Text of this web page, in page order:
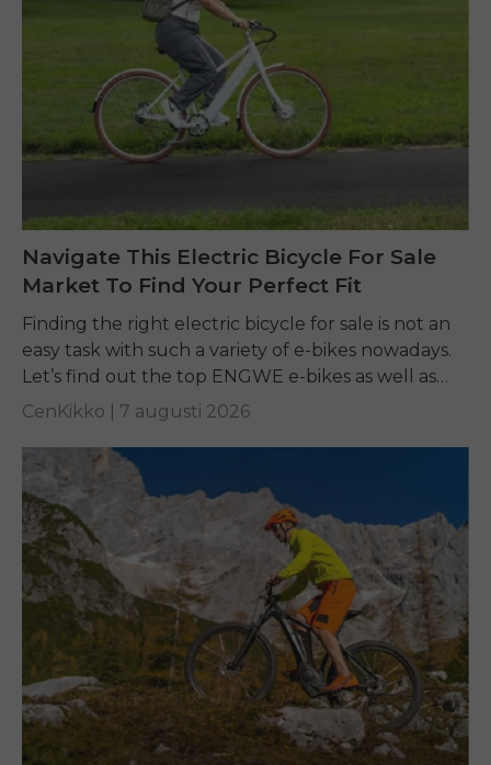
Navigate This Electric Bicycle For Sale
Market To Find Your Perfect Fit
Finding the right electric bicycle for sale is not an
easy task with such a variety of e-bikes nowadays.
Let’s find out the top ENGWE e-bikes as well as
other...
CenKikko | 7 augusti 2026